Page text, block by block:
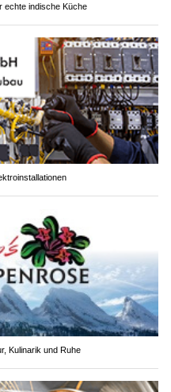
echte indische Küche
Kulinarik und Ruhe